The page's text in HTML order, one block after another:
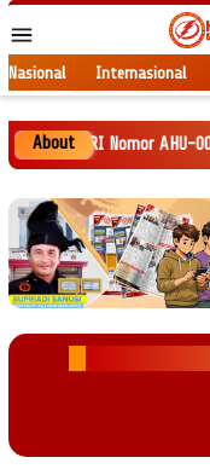
ke
kontenMobile
Nasional Internasional
About
HAM RI Nomor AHU-